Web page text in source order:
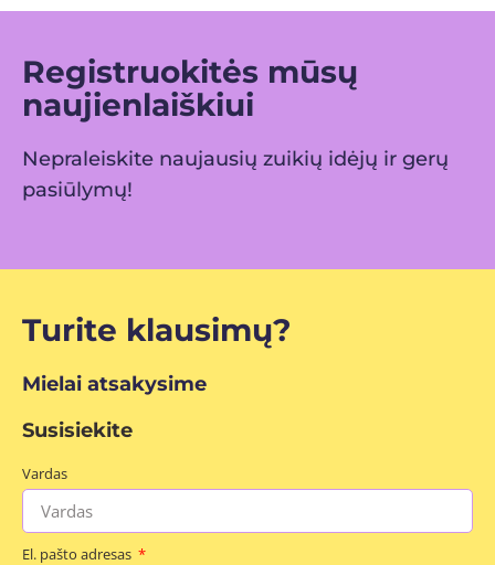
Registruokitės mūsų
naujienlaiškiui
Nepraleiskite naujausių zuikių idėjų ir gerų
pasiūlymų!
Turite klausimų?
Mielai atsakysime
Susisiekite
Vardas
El. pašto adresas